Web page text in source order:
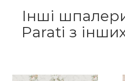
Інші
Parati з